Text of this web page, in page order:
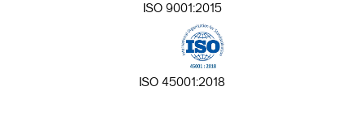
ISO 9001:2015
ISO 45001:2018